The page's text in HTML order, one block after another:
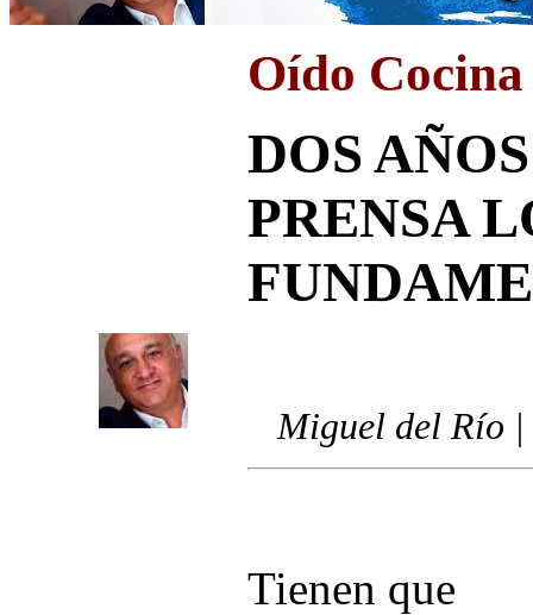
Oído Cocina
DOS
PRENSA
Miguel del Río |
Tienen que